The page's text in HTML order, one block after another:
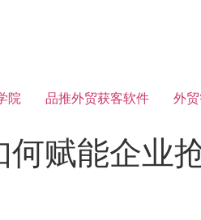
院 品推外贸获客软件 外
赋能企业